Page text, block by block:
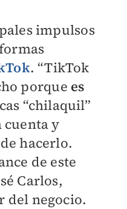
impulsos
. “TikTok
porque es
“chilaquil”
cuenta y
hacerlo.
de este
Carlos,
del negocio.